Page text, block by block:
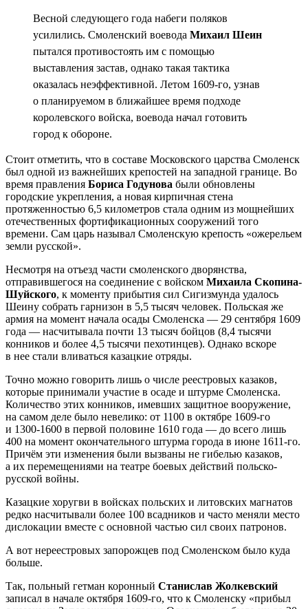
Весной следующего года набеги поляков
усилились. Смоленский воевода Михаил Шеин
пытался противостоять им с помощью
выставления застав, однако такая тактика
оказалась неэффективной. Летом 1609-го, узнав
о планируемом в ближайшее время подходе
королевского войска, воевода начал готовить
город к обороне.
Стоит отметить, что в составе Московского царства Смоленск
был одной из важнейших крепостей на западной границе. Во
время правления Бориса Годунова были обновлены
городские укрепления, а новая кирпичная стена
протяженностью 6,5 километров стала одним из мощнейших
отечественных фортификационных сооружений того
времени. Сам царь называл Смоленскую крепость «ожерельем
земли русской».
Несмотря на отъезд части смоленского дворянства,
отправившегося на соединение с войском Михаила Скопина-
Шуйского, к моменту прибытия сил Сигизмунда удалось
Шеину собрать гарнизон в 5,5 тысяч человек. Польская же
армия на момент начала осады Смоленска — 29 сентября 1609
года — насчитывала почти 13 тысяч бойцов (8,4 тысячи
конников и более 4,5 тысячи пехотинцев). Однако вскоре
в нее стали вливаться казацкие отряды.
Точно можно говорить лишь о числе реестровых казаков,
которые принимали участие в осаде и штурме Смоленска.
Количество этих конников, имевших защитное вооружение,
на самом деле было невелико: от 1100 в октябре 1609-го
и 1300-1600 в первой половине 1610 года — до всего лишь
400 на момент окончательного штурма города в июне 1611-го.
Причём эти изменения были вызваны не гибелью казаков,
а их перемещениями на театре боевых действий польско-
русской войны.
Казацкие хоругви в войсках польских и литовских магнатов
редко насчитывали более 100 всадников и часто меняли место
дислокации вместе с основной частью сил своих патронов.
А вот нереестровых запорожцев под Смоленском было куда
больше.
Так, польный гетман коронный Станислав Жолкевский
записал в начале октября 1609-го, что к Смоленску «прибыл